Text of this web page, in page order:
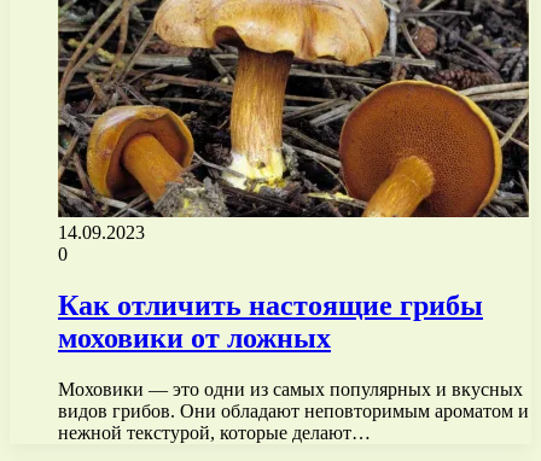
14.09.2023
0
Как отличить настоящие грибы
моховики от ложных
Моховики — это одни из самых популярных и вкусных
видов грибов. Они обладают неповторимым ароматом и
нежной текстурой, которые делают…